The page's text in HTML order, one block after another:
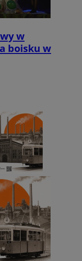
w
boisku w